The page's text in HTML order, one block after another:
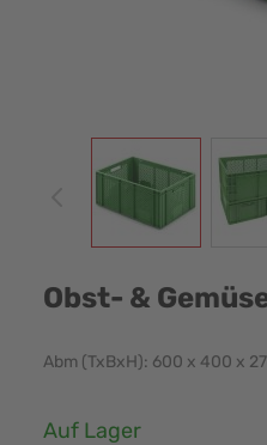
View larger
Obst- &
Abm (TxBxH): 600 x 400 x
Verfügbarkeit:
Auf Lager